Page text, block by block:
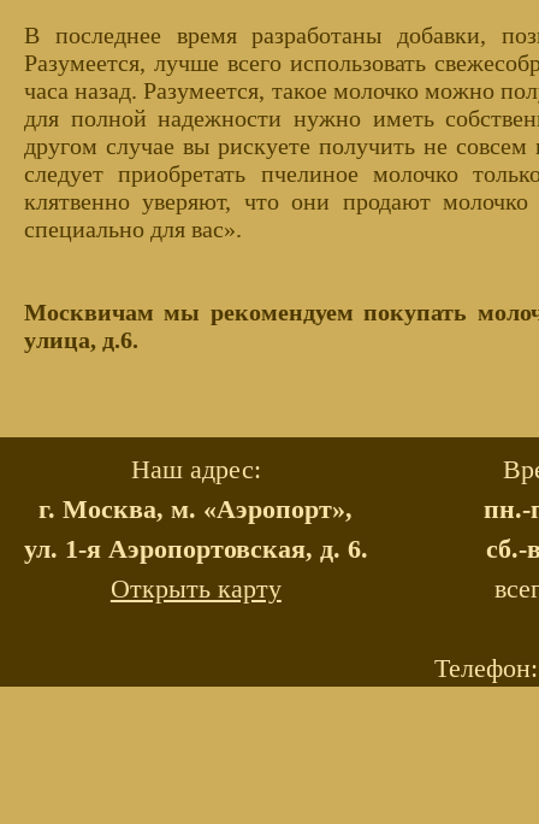
В последнее время разработаны добавки,
Разумеется, лучше всего использовать
часа назад. Разумеется, такое молочко можно
для полной надежности нужно иметь
другом случае вы рискуете получить не
следует приобретать пчелиное молочко
клятвенно уверяют, что они продают
специально для вас».
Москвичам мы рекомендуем покупать
улица, д.6.
Наш адрес:
г. Москва, м. «Аэропорт»,
ул. 1-я Аэропортовская, д. 6.
Открыть карту
пн.-
сб.-